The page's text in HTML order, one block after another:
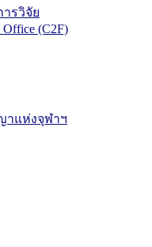
รวิจัย
Office (C2F)
แห่งจุฬาฯ